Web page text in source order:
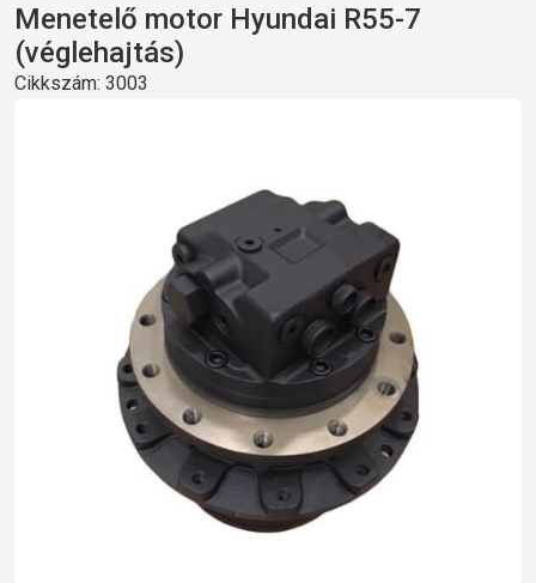
Menetelő motor Hyundai R55-7
(véglehajtás)
Cikkszám: 3003